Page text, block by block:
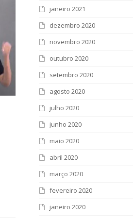
janeiro 2021
dezembro 2020
novembro 2020
outubro 2020
setembro 2020
agosto 2020
julho 2020
junho 2020
maio 2020
abril 2020
março 2020
fevereiro 2020
janeiro 2020